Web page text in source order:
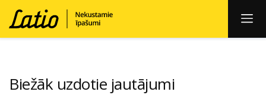
Biežāk uzdotie jautājumi